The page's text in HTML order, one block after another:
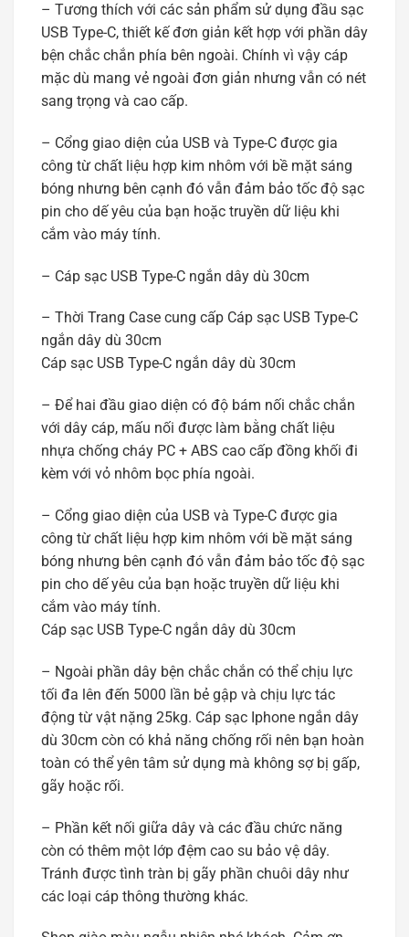
– Tương thích với các sản phẩm sử dụng đầu sạc
USB Type-C, thiết kế đơn giản kết hợp với phần dây
bện chắc chắn phía bên ngoài. Chính vì vậy cáp
mặc dù mang vẻ ngoài đơn giản nhưng vẫn có nét
sang trọng và cao cấp.
– Cổng giao diện của USB và Type-C được gia
công từ chất liệu hợp kim nhôm với bề mặt sáng
bóng nhưng bên cạnh đó vẫn đảm bảo tốc độ sạc
pin cho dế yêu của bạn hoặc truyền dữ liệu khi
cắm vào máy tính.
– Cáp sạc USB Type-C ngắn dây dù 30cm
– Thời Trang Case cung cấp Cáp sạc USB Type-C
ngắn dây dù 30cm
Cáp sạc USB Type-C ngắn dây dù 30cm
– Để hai đầu giao diện có độ bám nối chắc chắn
với dây cáp, mấu nối được làm bằng chất liệu
nhựa chống cháy PC + ABS cao cấp đồng khối đi
kèm với vỏ nhôm bọc phía ngoài.
– Cổng giao diện của USB và Type-C được gia
công từ chất liệu hợp kim nhôm với bề mặt sáng
bóng nhưng bên cạnh đó vẫn đảm bảo tốc độ sạc
pin cho dế yêu của bạn hoặc truyền dữ liệu khi
cắm vào máy tính.
Cáp sạc USB Type-C ngắn dây dù 30cm
– Ngoài phần dây bện chắc chắn có thể chịu lực
tối đa lên đến 5000 lần bẻ gập và chịu lực tác
động từ vật nặng 25kg. Cáp sạc Iphone ngắn dây
dù 30cm còn có khả năng chống rối nên bạn hoàn
toàn có thể yên tâm sử dụng mà không sợ bị gấp,
gãy hoặc rối.
– Phần kết nối giữa dây và các đầu chức năng
còn có thêm một lớp đệm cao su bảo vệ dây.
Tránh được tình tràn bị gãy phần chuôi dây như
các loại cáp thông thường khác.